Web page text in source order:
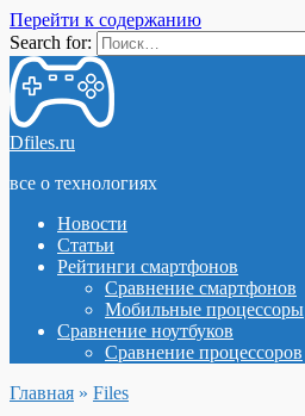
Перейти к содержанию
Search for:
Dfiles.ru
все о технологиях
Новости
Статьи
Рейтинги смартфонов
Сравнение смартфонов
Мобильные процессоры
Сравнение ноутбуков
Сравнение процессоров
Главная » Files